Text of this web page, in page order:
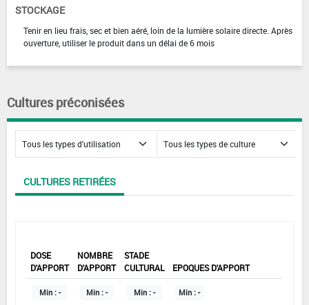
STOCKAGE
Tenir en lieu frais, sec et bien aéré, loin de la lumière solaire directe. Après
ouverture, utiliser le produit dans un délai de 6 mois
Cultures préconisées
CULTURES RETIRÉES
DOSE
D'APPORT
NOMBRE
D'APPORT
STADE
CULTURAL
EPOQUES D'APPORT
Min : - Min : - Min : - Min : -